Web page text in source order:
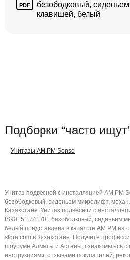
PDF
безободковый,
клавишей, белый
Подборки “часто
Унитазы AM.PM Sense
Унитаз подвесной с инсталляцией AM.PM
безободковый, сиденьем микролифт,
Казахстане. Унитаз подвесной с
IS90151.741701 безободковый, сиденьем
белый представлена в каталоге AM.PM на
store.com в Казахстане. Получите
шоуруме Алматы и Астаны, ознакомьтесь с
инструкциями, отзывами покупателей,